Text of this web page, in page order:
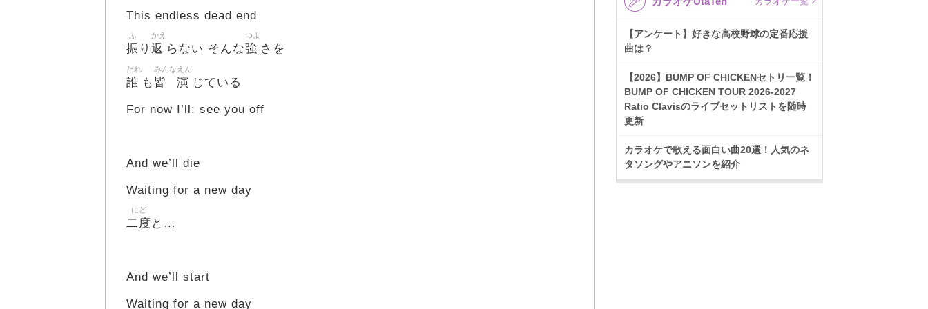
This endless dead end
振
ふ
り 返
かえ
らない そんな強
つよ
さを
誰
だれ
も 皆
みんな
演
えん
じている
For now I’ll: see you off
And we’ll die
Waiting for a new day
二度
にど
と…
And we’ll start
Waiting for a new day
【アンケート】好きな高校野球の定番応援
曲は？
【2026】BUMP OF CHICKENセトリ一覧！
BUMP OF CHICKEN TOUR 2026-2027
Ratio Clavisのライブセットリストを随時
更新
カラオケで歌える面白い曲20選！人気のネ
タソングやアニソンを紹介